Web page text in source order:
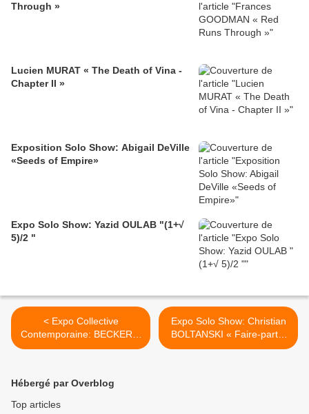
Through »
Lucien MURAT « The Death of Vina -
Chapter II »
Exposition Solo Show: Abigail DeVille
«Seeds of Empire»
Expo Solo Show: Yazid OULAB "(1+√
5)/2 "
< Expo Collective
Contemporaine: BECKER &
Friends
Expo Solo Show: Christian
BOLTANSKI « Faire-part »
>
Hébergé par Overblog
Top articles